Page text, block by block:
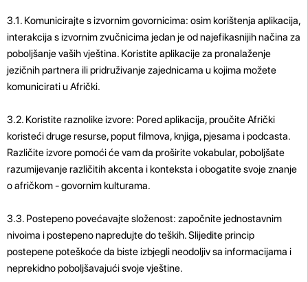
3.1. Komunicirajte s izvornim govornicima: osim korištenja aplikacija,
interakcija s izvornim zvučnicima jedan je od najefikasnijih načina za
poboljšanje vaših vještina. Koristite aplikacije za pronalaženje
jezičnih partnera ili pridruživanje zajednicama u kojima možete
komunicirati u Afrički.
3.2. Koristite raznolike izvore: Pored aplikacija, proučite Afrički
koristeći druge resurse, poput filmova, knjiga, pjesama i podcasta.
Različite izvore pomoći će vam da proširite vokabular, poboljšate
razumijevanje različitih akcenta i konteksta i obogatite svoje znanje
o afričkom - govornim kulturama.
3.3. Postepeno povećavajte složenost: započnite jednostavnim
nivoima i postepeno napredujte do teških. Slijedite princip
postepene poteškoće da biste izbjegli neodoljiv sa informacijama i
neprekidno poboljšavajući svoje vještine.